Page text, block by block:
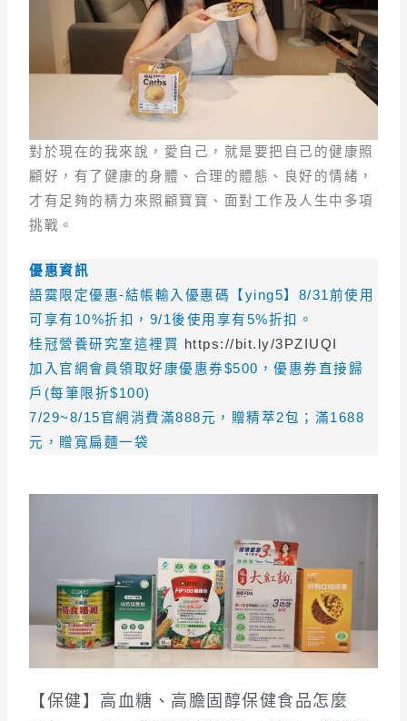
對於現在的我來說，愛自己，就是要把自己的健康照
顧好，有了健康的身體、合理的體態、良好的情緒，
才有足夠的精力來照顧寶寶、面對工作及人生中多項
挑戰。
優惠資訊
語霙限定優惠-結帳輸入優惠碼【ying5】8/31前使用
可享有10%折扣，9/1後使用享有5%折扣。
桂冠營養研究室這裡買
https://bit.ly/3PZIUQI
加入官網會員領取好康優惠券$500，優惠券直接歸
戶(每筆限折$100)
7/29~8/15官網消費滿888元，贈精萃2包；滿1688
元，贈寬扁麵一袋
【保健】高血糖、高膽固醇保健食品怎麼